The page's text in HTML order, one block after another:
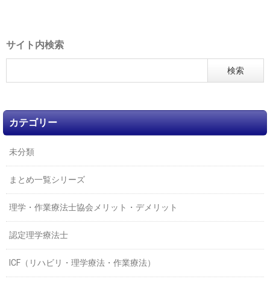
サイト内検索
カテゴリー
未分類
まとめ一覧シリーズ
理学・作業療法士協会メリット・デメリット
認定理学療法士
ICF（リハビリ・理学療法・作業療法）